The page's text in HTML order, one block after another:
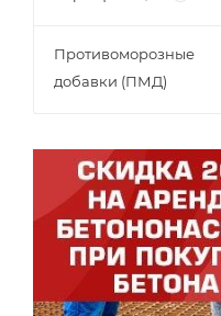
Противоморозные
добавки (ПМД)